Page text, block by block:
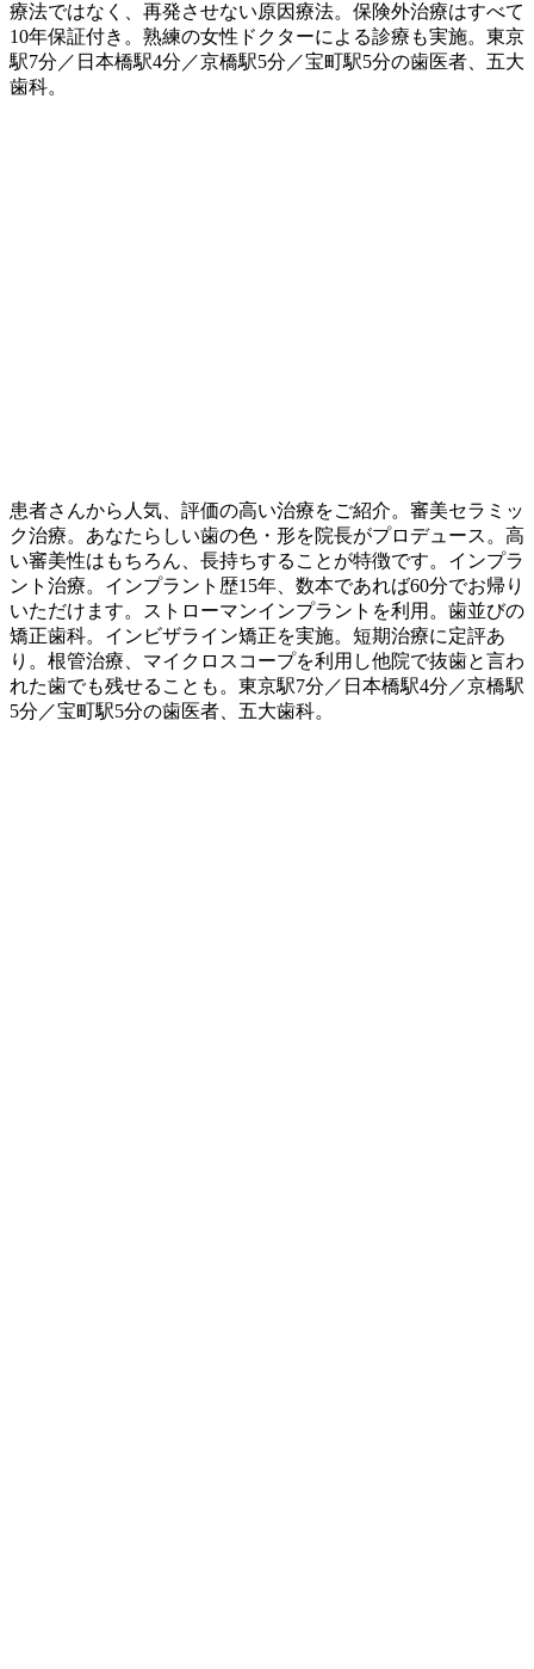
療法ではなく、再発させない原因療法。保険外治療はすべて
10年保証付き。熟練の女性ドクターによる診療も実施。東京
駅7分／日本橋駅4分／京橋駅5分／宝町駅5分の歯医者、五大
歯科。
患者さんから人気、評価の高い治療をご紹介。審美セラミッ
ク治療。あなたらしい歯の色・形を院長がプロデュース。高
い審美性はもちろん、長持ちすることが特徴です。インプラ
ント治療。インプラント歴15年、数本であれば60分でお帰り
いただけます。ストローマンインプラントを利用。歯並びの
矯正歯科。インビザライン矯正を実施。短期治療に定評あ
り。根管治療、マイクロスコープを利用し他院で抜歯と言わ
れた歯でも残せることも。東京駅7分／日本橋駅4分／京橋駅
5分／宝町駅5分の歯医者、五大歯科。